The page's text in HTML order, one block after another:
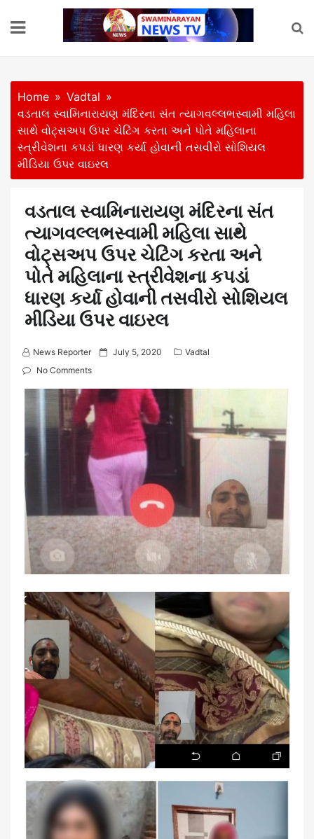
Home
Vadtal
વડતાલ સ્વામિનારાયણ મંદિરના સંત ત્યાગવલ્લભસ્વામી મહિલા
સાથે વોટ્સઅપ ઉપર ચેટિંગ કરતા અને પોતે મહિલાના
સ્ત્રીવેશના કપડાં ધારણ કર્યા હોવાની તસવીરો સોશિયલ
મીડિયા ઉપર વાઇરલ
વડતાલ સ્વામિનારાયણ મંદિરના સંત
ત્યાગવલ્લભસ્વામી મહિલા સાથે
વોટ્સઅપ ઉપર ચેટિંગ કરતા અને
પોતે મહિલાના સ્ત્રીવેશના કપડાં
ધારણ કર્યા હોવાની તસવીરો સોશિયલ
મીડિયા ઉપર વાઇરલ
News Reporter
P
t
e
d
o
n
July 5, 2020
Vadtal
No Comments